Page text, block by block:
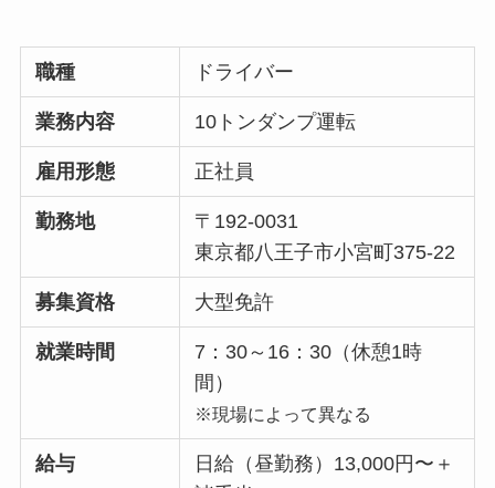
職種 ドライバー
業務内容 10トンダンプ運転
雇用形態 正社員
勤務地
〒192-0031
東京都八王子市小宮町375-22
募集資格 大型免許
就業時間
7：30～16：30（休憩1時
間）
※現場によって異なる
給与
日給（昼勤務）13,000円〜＋